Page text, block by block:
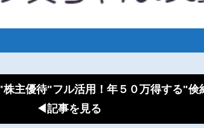
"株主優待"フル活用！年５０万得する"
◀記事を見る